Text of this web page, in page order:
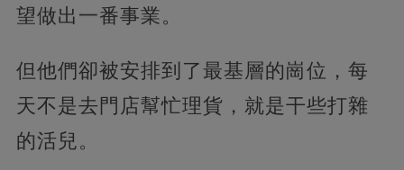
望做出一番事業。
但他們卻被安排到了最基層的崗位，每
天不是去門店幫忙理貨，就是干些打雜
的活兒。